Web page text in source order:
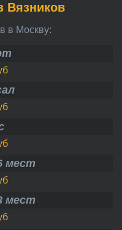
Вязников
в Москву:
мест
мест